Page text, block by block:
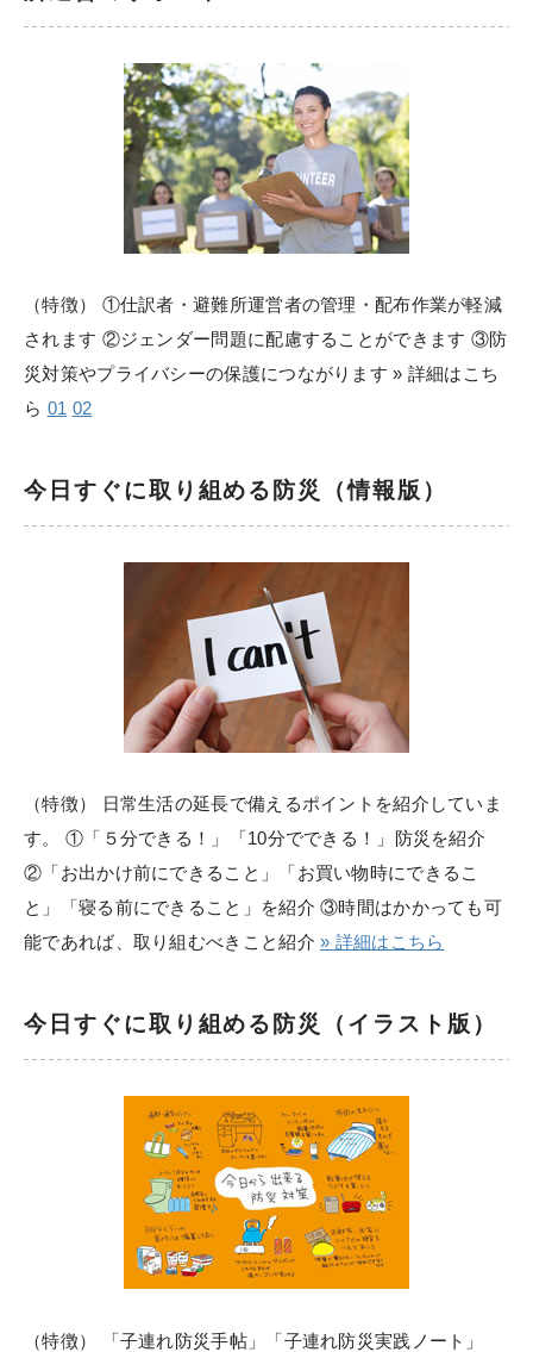
（特徴） ①仕訳者・避難所運営者の管理・配布作業が軽減
されます ②ジェンダー問題に配慮することができます ③防
災対策やプライバシーの保護につながります » 詳細はこち
ら 01 02
今日すぐに取り組める防災（情報版）
（特徴） 日常生活の延長で備えるポイントを紹介していま
す。 ①「５分できる！」「10分でできる！」防災を紹介
②「お出かけ前にできること」「お買い物時にできるこ
と」「寝る前にできること」を紹介 ③時間はかかっても可
能であれば、取り組むべきこと紹介» 詳細はこちら
今日すぐに取り組める防災（イラスト版）
（特徴） 「子連れ防災手帖」「子連れ防災実践ノート」